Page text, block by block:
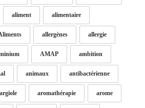
aliment alimentaire
allergènes allergie
AMAP ambition
animaux antibactérienne
argiole aromathérapie arome